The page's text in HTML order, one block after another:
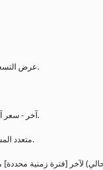
عرض التسعير - عطاء متعدد المستويات / مطروحًا منه مبلغ التعويض المحتمل.
آخر - سعر آخر معاملة متعدد المستويات / مطروحًا منه مقدار التحول المحتمل.
VWAP - قيمة VWAP متعدد المستويات / مطروحًا منه مقدار الإزاحة الممكنة.